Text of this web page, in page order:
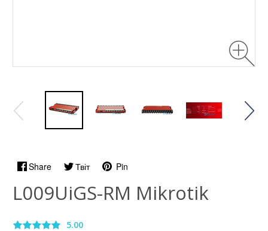
Share Твіт Pin
L009UiGS-RM Mikrotik
5.00